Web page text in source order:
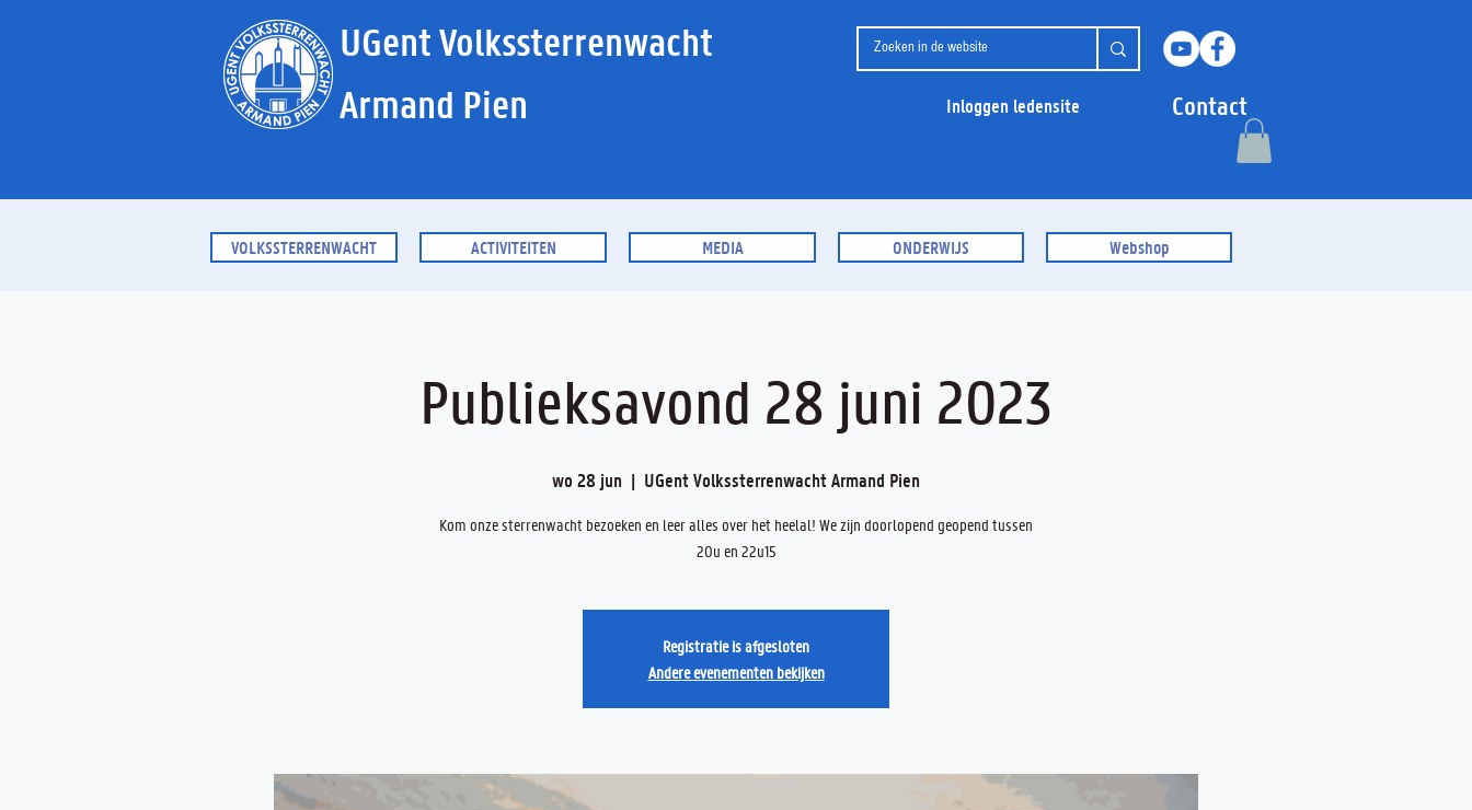
UGent Volkssterrenwacht
Armand Pien
Inloggen ledensite Contact
VOLKSSTERRENWACHT ACTIVITEITEN MEDIA ONDERWIJS Webshop
Publieksavond 28 juni 2023
wo 28 jun
  |
UGent Volkssterrenwacht Armand Pien
Kom onze sterrenwacht bezoeken en leer alles over het heelal! We zijn doorlopend geopend tussen
20u en 22u15
Registratie is afgesloten
Andere evenementen bekijken